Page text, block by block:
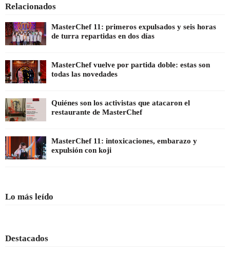
Relacionados
MasterChef 11: primeros expulsados y seis horas
de turra repartidas en dos días
MasterChef vuelve por partida doble: estas son
todas las novedades
Quiénes son los activistas que atacaron el
restaurante de MasterChef
MasterChef 11: intoxicaciones, embarazo y
expulsión con koji
Lo más leído
Destacados